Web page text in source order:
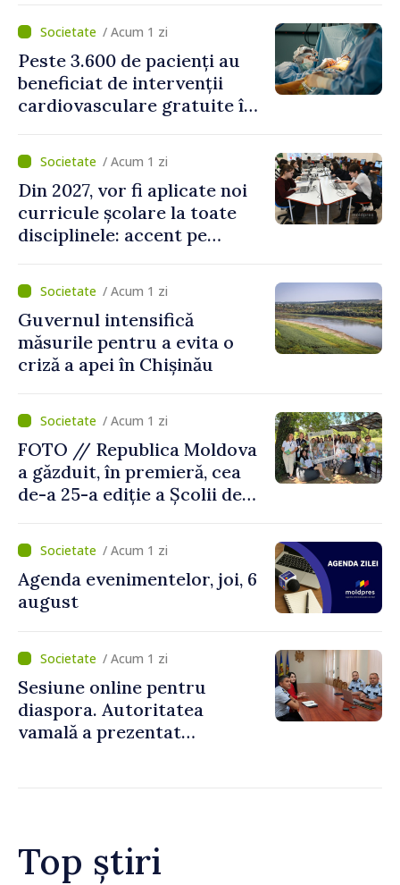
canalizare
/ Acum 1 zi
Peste 3.600 de pacienți au
beneficiat de intervenții
cardiovasculare gratuite în
/ Acum 1 zi
Din 2027, vor fi aplicate noi
curricule școlare la toate
disciplinele: accent pe
și folosirea cunoștințelor în
situații reale/ Acum 1 zi
Guvernul intensifică
măsurile pentru a evita o
criză a apei în Chișinău
/ Acum 1 zi
FOTO // Republica Moldova
a găzduit, în premieră, cea
de-a 25-a ediție a Școlii de
/ Acum 1 zi
Agenda evenimentelor, joi, 6
august
/ Acum 1 zi
Sesiune online pentru
diaspora. Autoritatea
vamală a prezentat
Top știri